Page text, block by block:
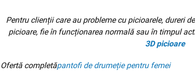
Pentru clienții care au probleme cu picioarele, dureri
picioare, fie în funcționarea normală sau în timpul
3D picioare
Ofertă completăpantofi de drumeție pentru femei